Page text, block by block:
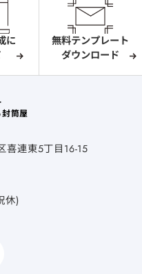
に
無料テンプレート
ダウンロード
筒屋
喜連東5丁目16-15
休)